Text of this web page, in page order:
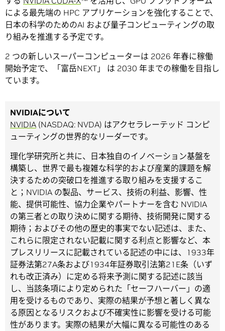
による最先端の HPC アプリケーションを強化することで、
日本の科学のためのAI および量子コンピューティングの取
り組みを推進する予定です。
2 つの新しいスーパーコンピューターは 2026 年春に稼働
開始予定で、「富岳NEXT」 は 2030 年までの稼働を目指し
ています。
NVIDIAについて
NVIDIA (NASDAQ: NVDA) はアクセラレーテッド コンピ
ューティングの世界的なリーダーです。
理化学研究所と共に、日本独自のイノベーション基盤を
構築し、世界で最も複雑な科学的および産業的課題を解
決するための突破口を推進する取り組みを支援するこ
と；NVIDIA の製品、サービス、技術の利益、影響、性
能、提供可能性、協力企業やパートナーを含む NVIDIA
の第三者との取り決めに関する期待、技術開発に関する
期待；およびその他の歴史的事実でない記述は、また、
これらに限定されない記載に関する利点と影響など、本
プレスリリースに記載されている記述の中には、1933年
証券法第27A条および1934年証券取引法第21E条（いず
れも改正済み）に定める将来予測に関する記述に該当
し、当該条項により定められた「セーフハーバー」の適
用を受けるものであり、実際の結果が予想と著しく異な
る原因となるリスクおよび不確実性に影響を受ける可能
性があります。実際の結果が大幅に異なる可能性のある